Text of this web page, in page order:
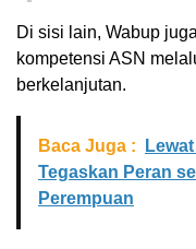
Di sisi lain, Wabup
kompetensi ASN
berkelanjutan.
Baca Juga :
Tegaskan Peran
Perempuan